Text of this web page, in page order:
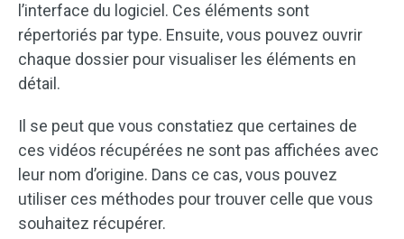
l’interface du logiciel. Ces éléments sont
répertoriés par type. Ensuite, vous pouvez ouvrir
chaque dossier pour visualiser les éléments en
détail.
Il se peut que vous constatiez que certaines de
ces vidéos récupérées ne sont pas affichées avec
leur nom d’origine. Dans ce cas, vous pouvez
utiliser ces méthodes pour trouver celle que vous
souhaitez récupérer.